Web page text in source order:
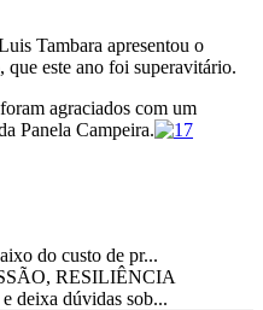
Tambara apresentou o
este ano foi superavitário.
agraciados com um
Panela Campeira.
do custo de pr...
RESILIÊNCIA
deixa dúvidas sob...